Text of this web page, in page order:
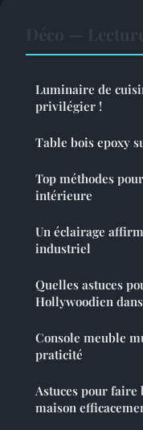
Luminaire de
privilégier !
Table bois epoxy
Top méthodes
intérieure
Un éclairage
industriel
Quelles astuces
Hollywoodien
Console meuble
praticité
Astuces pour
maison